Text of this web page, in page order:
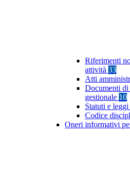
Riferimenti
attività 33
Atti
Documenti di
gestionale 10
Statuti e
Codice
Oneri informativi